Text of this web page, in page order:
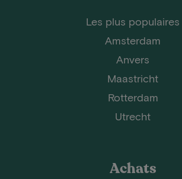
Les plus populaires
Amsterdam
Anvers
Maastricht
Rotterdam
Utrecht
Achats